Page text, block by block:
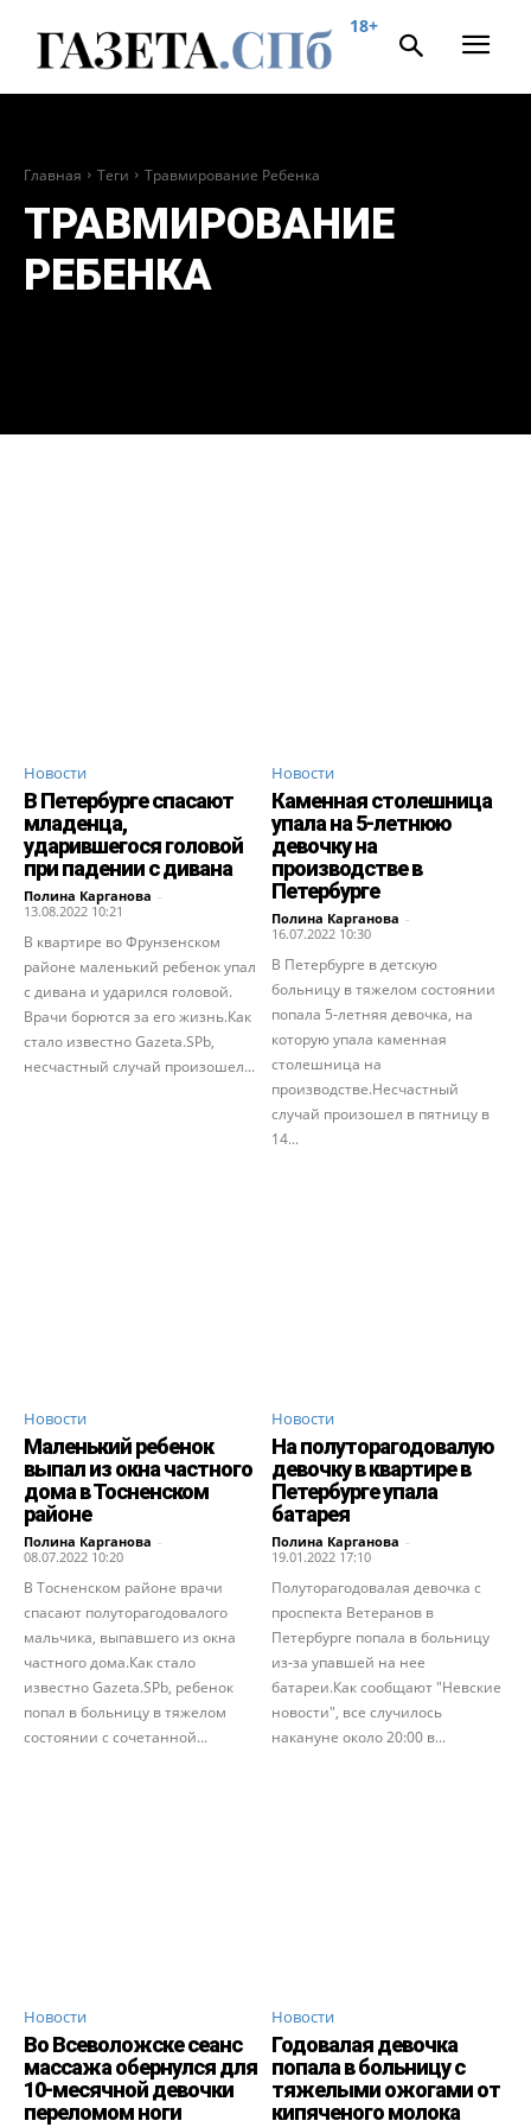
18+
Главная Теги Травмирование Ребенка
ТРАВМИРОВАНИЕ
РЕБЕНКА
Новости
В Петербурге спасают
младенца,
ударившегося головой
при падении с дивана
Полина Карганова -
13.08.2022 10:21
В квартире во Фрунзенском
районе маленький ребенок упал
с дивана и ударился головой.
Врачи борются за его жизнь.Как
стало известно Gazeta.SPb,
несчастный случай произошел...
Новости
Каменная столешница
упала на 5-летнюю
девочку на
производстве в
Петербурге
Полина Карганова -
16.07.2022 10:30
В Петербурге в детскую
больницу в тяжелом состоянии
попала 5-летняя девочка, на
которую упала каменная
столешница на
производстве.Несчастный
случай произошел в пятницу в
14...
Новости
Маленький ребенок
выпал из окна частного
дома в Тосненском
районе
Полина Карганова -
08.07.2022 10:20
В Тосненском районе врачи
спасают полуторагодовалого
мальчика, выпавшего из окна
частного дома.Как стало
известно Gazeta.SPb, ребенок
попал в больницу в тяжелом
состоянии с сочетанной...
Новости
На полуторагодовалую
девочку в квартире в
Петербурге упала
батарея
Полина Карганова -
19.01.2022 17:10
Полуторагодовалая девочка с
проспекта Ветеранов в
Петербурге попала в больницу
из-за упавшей на нее
батареи.Как сообщают "Невские
новости", все случилось
накануне около 20:00 в...
Новости
Во Всеволожске сеанс
массажа обернулся для
10-месячной девочки
переломом ноги
Новости
Годовалая девочка
попала в больницу с
тяжелыми ожогами от
кипяченого молока